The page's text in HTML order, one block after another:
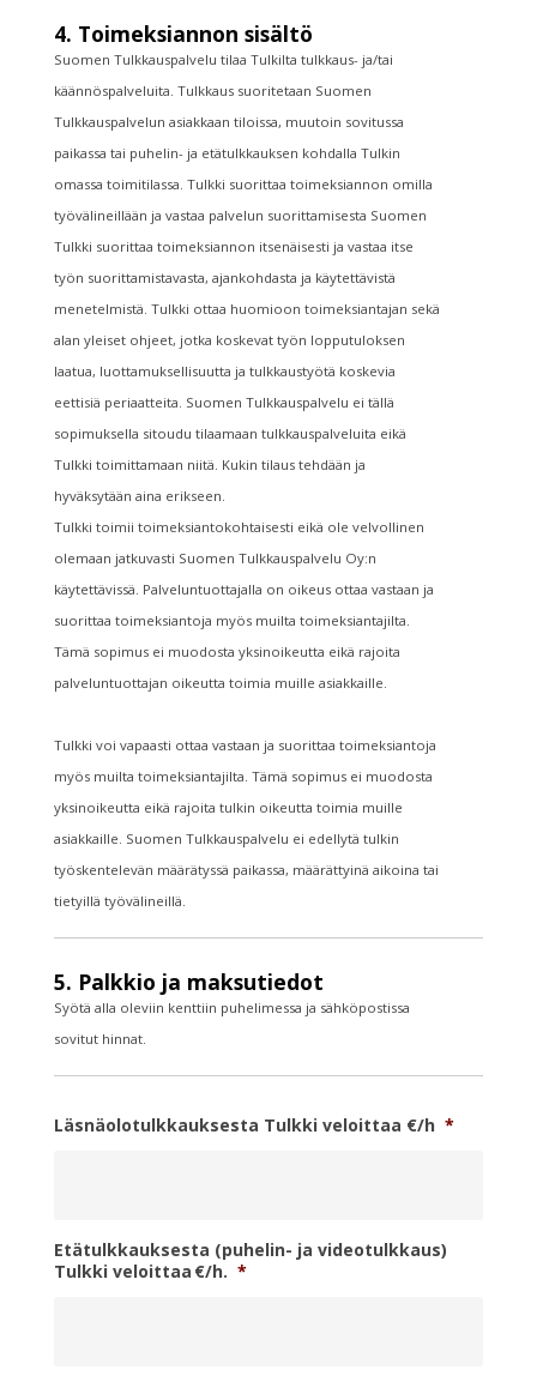
4. Toimeksiannon sisältö
Suomen Tulkkauspalvelu tilaa Tulkilta tulkkaus- ja/tai
käännöspalveluita. Tulkkaus suoritetaan Suomen
Tulkkauspalvelun asiakkaan tiloissa, muutoin sovitussa
paikassa tai puhelin- ja etätulkkauksen kohdalla Tulkin
omassa toimitilassa. Tulkki suorittaa toimeksiannon omilla
työvälineillään ja vastaa palvelun suorittamisesta Suomen
Tulkki suorittaa toimeksiannon itsenäisesti ja vastaa itse
työn suorittamistavasta, ajankohdasta ja käytettävistä
menetelmistä. Tulkki ottaa huomioon toimeksiantajan sekä
alan yleiset ohjeet, jotka koskevat työn lopputuloksen
laatua, luottamuksellisuutta ja tulkkaustyötä koskevia
eettisiä periaatteita. Suomen Tulkkauspalvelu ei tällä
sopimuksella sitoudu tilaamaan tulkkauspalveluita eikä
Tulkki toimittamaan niitä. Kukin tilaus tehdään ja
hyväksytään aina erikseen.
Tulkki toimii toimeksiantokohtaisesti eikä ole velvollinen
olemaan jatkuvasti Suomen Tulkkauspalvelu Oy:n
käytettävissä. Palveluntuottajalla on oikeus ottaa vastaan ja
suorittaa toimeksiantoja myös muilta toimeksiantajilta.
Tämä sopimus ei muodosta yksinoikeutta eikä rajoita
palveluntuottajan oikeutta toimia muille asiakkaille.
Tulkki voi vapaasti ottaa vastaan ja suorittaa toimeksiantoja
myös muilta toimeksiantajilta. Tämä sopimus ei muodosta
yksinoikeutta eikä rajoita tulkin oikeutta toimia muille
asiakkaille. Suomen Tulkkauspalvelu ei edellytä tulkin
työskentelevän määrätyssä paikassa, määrättyinä aikoina tai
tietyillä työvälineillä.
5. Palkkio ja maksutiedot
Syötä alla oleviin kenttiin puhelimessa ja sähköpostissa
sovitut hinnat.
Läsnäolotulkkauksesta Tulkki veloittaa €/h *
Etätulkkauksesta (puhelin- ja videotulkkaus)
Tulkki veloittaa €/h. *